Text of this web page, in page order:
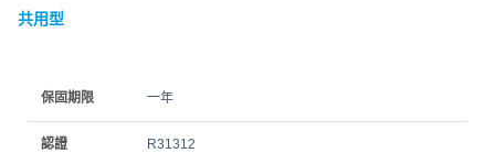
共用型
保固期限 一年
認證 R31312